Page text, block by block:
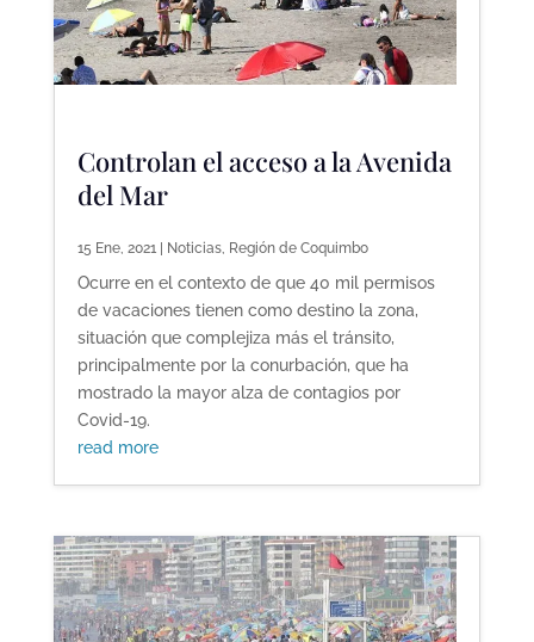
Controlan el acceso a la Avenida
del Mar
15 Ene, 2021| Noticias, Región de Coquimbo
Ocurre en el contexto de que 40 mil permisos
de vacaciones tienen como destino la zona,
situación que complejiza más el tránsito,
principalmente por la conurbación, que ha
mostrado la mayor alza de contagios por
Covid-19.
read more